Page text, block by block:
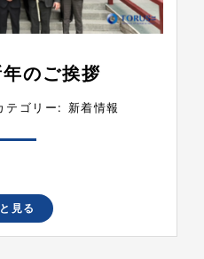
のご挨拶
テゴリー: 新着情報
見る